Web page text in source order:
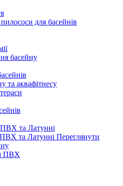
для басейнів
басейну
та аквафітнесу
ПВХ та Латунні
ПВХ та Латунні Переглянути
ПВХ